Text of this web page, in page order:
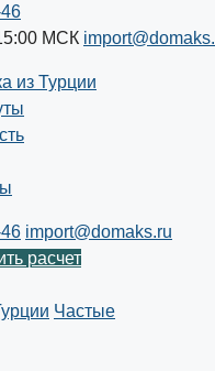
МСК
из Турции
import@domaks.ru
расчет
Частые